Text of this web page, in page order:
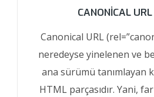
CANONICAL
Canonical URL
neredeyse yinelenen ve
ana sürümü tanımlayan
HTML parçasıdır. Yani,